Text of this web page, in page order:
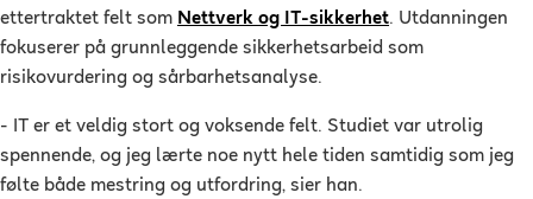
ettertraktet felt som Nettverk og IT-sikkerhet. Utdanningen
fokuserer på grunnleggende sikkerhetsarbeid som
risikovurdering og sårbarhetsanalyse.
- IT er et veldig stort og voksende felt. Studiet var utrolig
spennende, og jeg lærte noe nytt hele tiden samtidig som jeg
følte både mestring og utfordring, sier han.